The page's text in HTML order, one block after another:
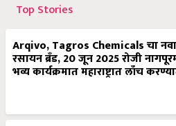
Top Stories
Arqivo, Tagros Chemicals चा
रसायन ब्रँड, 20 जून 2025 रोजी
भव्य कार्यक्रमात महाराष्ट्रात लाँच